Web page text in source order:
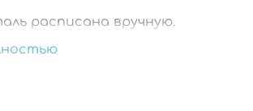
расписана вручную.
всех сторон покрыты